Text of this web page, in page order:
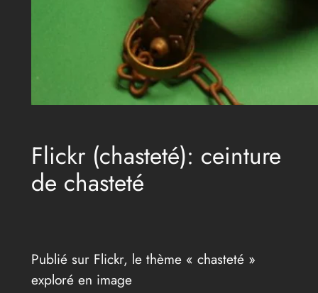
Flickr (chasteté): ceinture
de chasteté
Publié sur Flickr, le thème « chasteté »
exploré en image